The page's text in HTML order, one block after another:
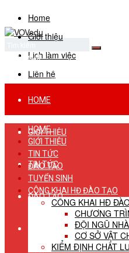
Home
Giới thiệu
Lịch làm việc
Liên hệ
No Result
View All Result
HOME
GIỚI THIỆU
TIN TỨC
ĐÀO TẠO
TUYỂN SINH
HOME
GIỚI THIỆU
TIN TỨC
ĐÀO TẠO
TUYỂN SINH
CÔNG KHAI HĐ ĐÀO TẠO
CÔNG KHAI HĐ
CHƯƠNG
ĐỘI NGŨ
CƠ SỞ VẬT
KIỂM ĐỊNH CHẤT